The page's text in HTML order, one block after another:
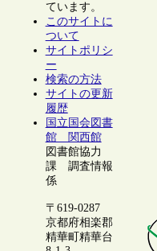
ています。
このサイトに
ついて
サイトポリシ
ー
検索の方法
サイトの更新
履歴
国立国会図書
館 関西館
図書館協力
課 調査情報
係
〒619-0287
京都府相楽郡
精華町精華台